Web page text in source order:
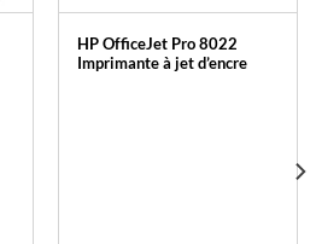
HP OfficeJet Pro 8022
Imprimante à jet d’encre